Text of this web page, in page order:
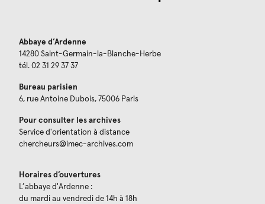
Abbaye d’Ardenne
14280 Saint-Germain-la-Blanche-Herbe
tél. 02 31 29 37 37
Bureau parisien
6, rue Antoine Dubois, 75006 Paris
Pour consulter les archives
Service d'orientation à distance
chercheurs@imec-archives.com
Horaires d’ouvertures
L’abbaye d'Ardenne :
du mardi au vendredi de 14h à 18h